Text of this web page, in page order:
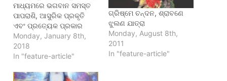
ମାଧ୍ୟମରେ ଭଗବାନ ସମସ୍ତ
ପାପରାଶି, ଆସୁରିକ ପ୍ରକୃତି
ଏବଂ ପ୍ରତ୍ୟେକ ପ୍ରକାର
ବିଘ୍ନ ବିନାଶ କରିଥାଆନ୍ତି ।
ଆଲୋଚିତ ଦିବ୍ୟଚକ୍ରର
ଉତ୍ପତ୍ତି ତତ୍ତ୍ଵ ବିଭିନ୍ନ
ଭାବରେ ପରିବେଶିତ ହୋଇଛି ।
Monday, January 8th,
2018
In "feature-article"
ଗ୍ରିଷ୍ମେ ଚନ୍ଦନ, ଶ୍ରାବଣେ
ଝୁଲଣ ଯାତ୍ରା
Monday, August 8th,
2011
In "feature-article"